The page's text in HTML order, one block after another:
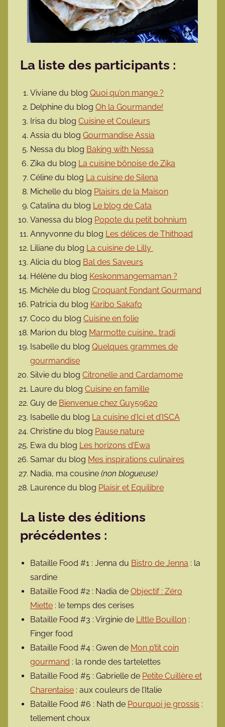
La liste des participants :
Viviane du blog Quoi qu’on mange ?
Delphine du blog Oh la Gourmande!
Irisa du blog Cuisine et Couleurs
Assia du blog Gourmandise Assia
Nessa du blog Baking with Nessa
Zika du blog La cuisine bônoise de Zika
Céline du blog La cuisine de Silena
Michelle du blog Plaisirs de la Maison
Catalina du blog Le blog de Cata
Vanessa du blog Popote du petit bohnium
Annyvonne du blog Les délices de Thithoad
Liliane du blog La cuisine de Lilly
Alicia du blog Bal des Saveurs
Hélène du blog Keskonmangemaman ?
Michèle du blog Croquant Fondant Gourmand
Patricia du blog Karibo Sakafo
Coco du blog Cuisine en folie
Marion du blog Marmotte cuisine… tradi
Isabelle du blog Quelques grammes de
gourmandise
Silvie du blog Citronelle and Cardamome
Laure du blog Cuisine en famille
Guy de Bienvenue chez Guy59620
Isabelle du blog La cuisine d’Ici et d’ISCA
Christine du blog Pause nature
Ewa du blog Les horizons d’Ewa
Samar du blog Mes inspirations culinaires
Nadia, ma cousine (non blogueuse)
Laurence du blog Plaisir et Equilibre
La liste des éditions
précédentes :
Bataille Food #1 : Jenna du Bistro de Jenna : la
sardine
Bataille Food #2 : Nadia de Objectif : Zéro
Miette : le temps des cerises
Bataille Food #3 : Virginie de Little Bouillon :
Finger food
Bataille Food #4 : Gwen de Mon p’tit coin
gourmand : la ronde des tartelettes
Bataille Food #5 : Gabrielle de Petite Cuillère et
Charentaise : aux couleurs de l’Italie
Bataille Food #6 : Nath de Pourquoi je grossis :
tellement choux